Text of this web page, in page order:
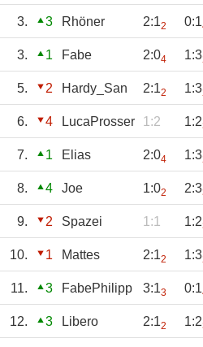
3. 3 Rhöner 2:12 0:1
3. 1 Fabe 2:04 1:3
5. 2 Hardy_San 2:12 1:3
6. 4 LucaProsser 1:2 1:2
7. 1 Elias 2:04 1:3
8. 4 Joe 1:02 2:3
9. 2 Spazei 1:1 1:2
10. 1 Mattes 2:12 1:3
11. 3 FabePhilipp 3:13 0:1
12. 3 Libero 2:12 1:2